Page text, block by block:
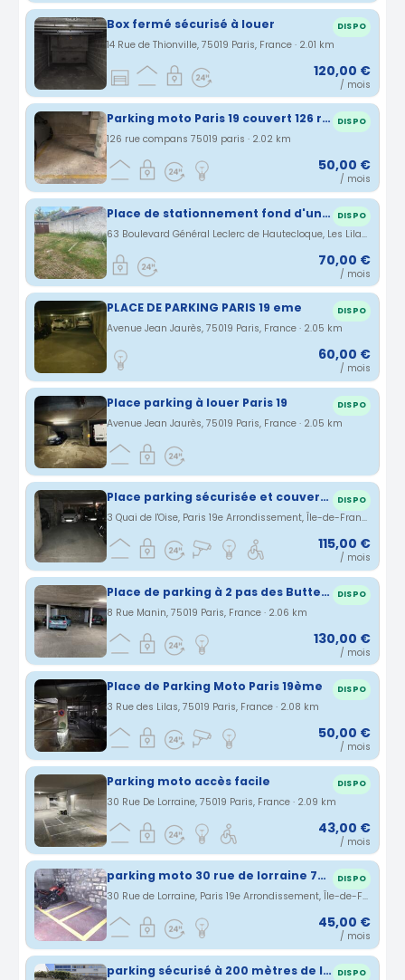
Box fermé sécurisé à louer DISPO
14 Rue de Thionville, 75019 Paris, France · 2.01 km
120,00 €
/ mois
Parking moto Paris 19 couvert 126 rue Compans (75) DISPO
126 rue compans 75019 paris · 2.02 km
50,00 €
/ mois
Place de stationnement fond d'un cour DISPO
63 Boulevard Général Leclerc de Hautecloque, Les Lilas, Île-de-France, France · 2.03 km
70,00 €
/ mois
PLACE DE PARKING PARIS 19 eme DISPO
Avenue Jean Jaurès, 75019 Paris, France · 2.05 km
60,00 €
/ mois
Place parking à louer Paris 19 DISPO
Avenue Jean Jaurès, 75019 Paris, France · 2.05 km
Place parking sécurisée et couverte proche Porte de la Villette DISPO
3 Quai de l'Oise, Paris 19e Arrondissement, Île-de-France, France · 2.05 km
115,00 €
/ mois
Place de parking à 2 pas des Buttes-Chaumont DISPO
8 Rue Manin, 75019 Paris, France · 2.06 km
130,00 €
/ mois
Place de Parking Moto Paris 19ème DISPO
3 Rue des Lilas, 75019 Paris, France · 2.08 km
50,00 €
/ mois
Parking moto accès facile DISPO
30 Rue De Lorraine, 75019 Paris, France · 2.09 km
43,00 €
/ mois
parking moto 30 rue de lorraine 75019 Paris DISPO
30 Rue de Lorraine, Paris 19e Arrondissement, Île-de-France, France · 2.09 km
45,00 €
/ mois
parking sécurisé à 200 mètres de la station laumière/ourcq (ligne 5) DISPO